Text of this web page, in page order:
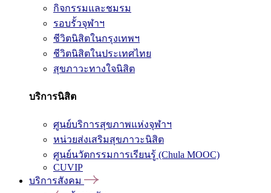
กิจกรรมและชมรม
รอบรั้วจุฬาฯ
ชีวิตนิสิตในกรุงเทพฯ
ชีวิตนิสิตในประเทศไทย
สุขภาวะทางใจนิสิต
บริการนิสิต
ศูนย์บริการสุขภาพแห่งจุฬาฯ
หน่วยส่งเสริมสุขภาวะนิสิต
ศูนย์นวัตกรรมการเรียนรู้ (Chula MOOC)
CUVIP
บริการสังคม